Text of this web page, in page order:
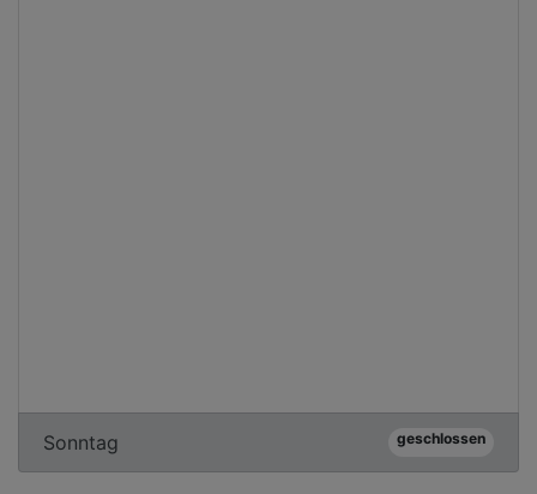
Sonntag geschlossen